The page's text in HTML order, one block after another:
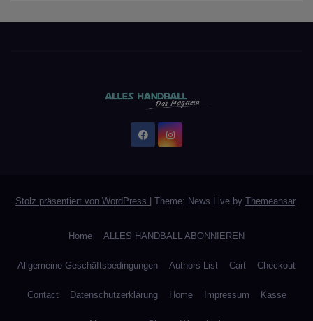
Stolz präsentiert von WordPress Theme: News Live by Themeansar.
Home ALLES HANDBALL ABONNIEREN
Allgemeine Geschäftsbedingungen Authors List Cart Checkout
Contact Datenschutzerklärung Home Impressum Kasse